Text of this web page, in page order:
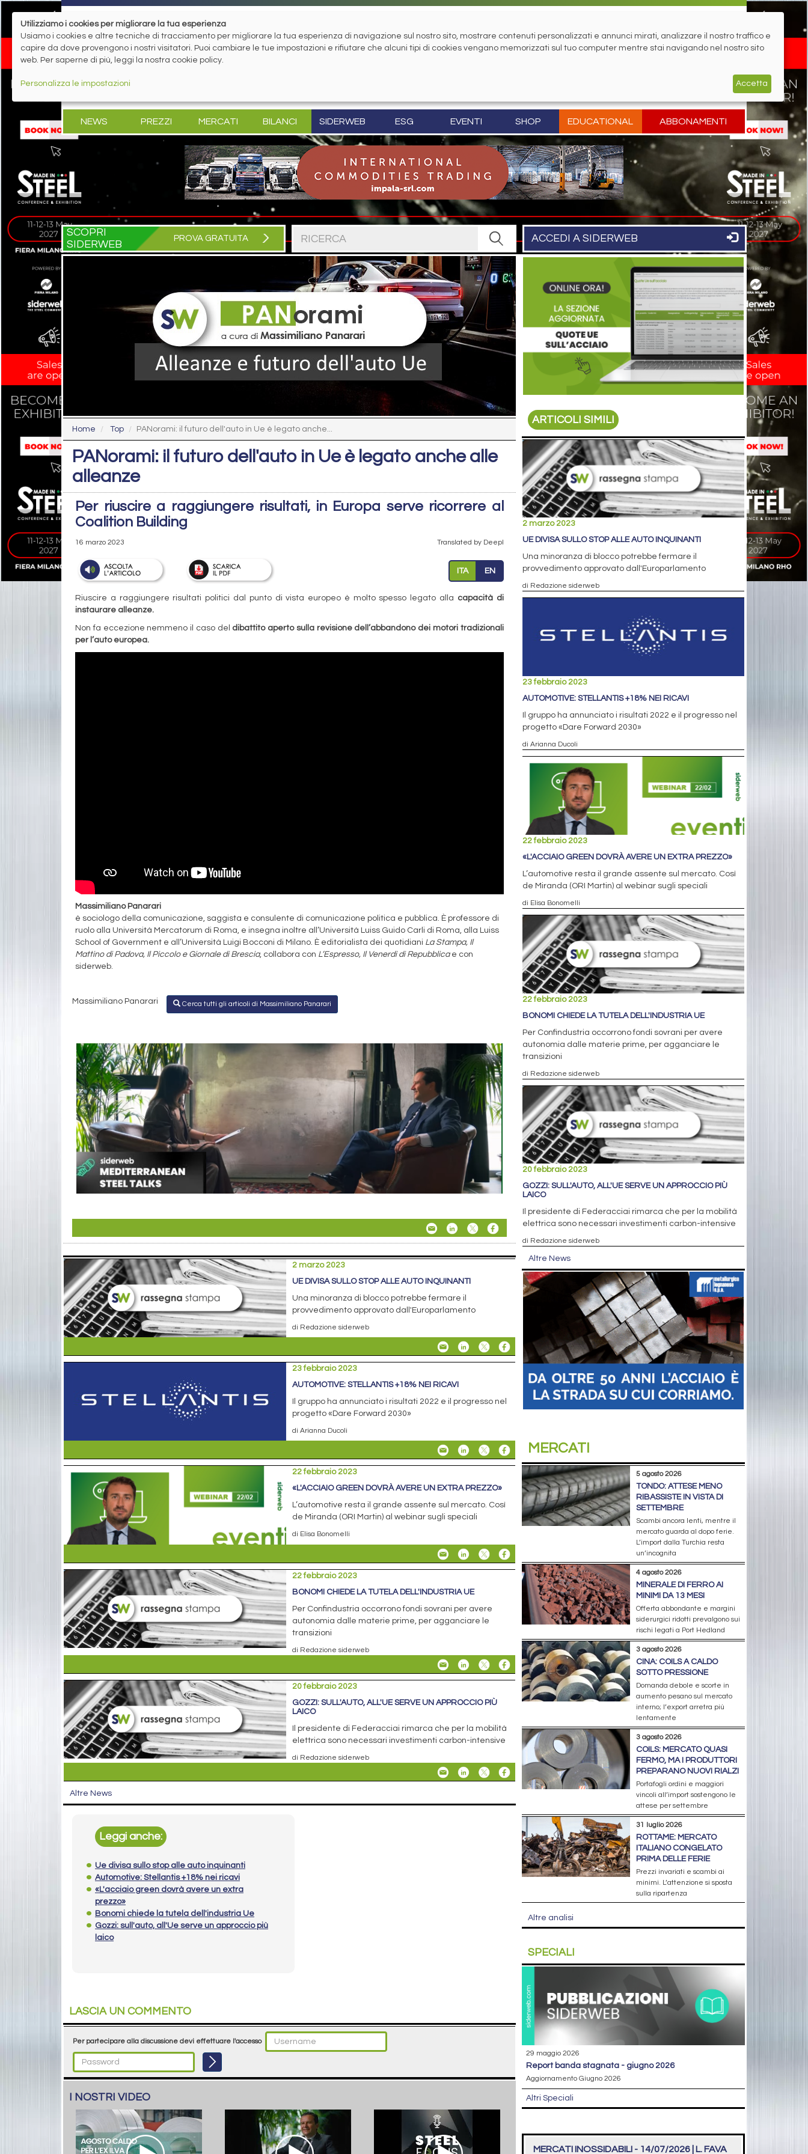
NEWS PREZZI MERCATI BILANCI SIDERWEB ESG EVENTI SHOP EDUCATIONAL ABBONAMENTI
SCOPRI
SIDERWEB
PROVA GRATUITA ACCEDI A SIDERWEB
Home Top PANorami: il futuro dell'auto in Ue è legato anche...
PANorami: il futuro dell'auto in Ue è legato anche alle
alleanze
Per riuscire a raggiungere risultati, in Europa serve ricorrere al
Coalition Building
16 marzo 2023 Translated by Deepl
ITA EN
Riuscire a raggiungere risultati politici dal punto di vista europeo è molto spesso legato alla capacità di
instaurare alleanze.
Non fa eccezione nemmeno il caso del dibattito aperto sulla revisione dell’abbandono dei motori tradizionali
per l’auto europea.
Massimiliano Panarari
è sociologo della comunicazione, saggista e consulente di comunicazione politica e pubblica. È professore di
ruolo alla Università Mercatorum di Roma, e insegna inoltre all’Università Luiss Guido Carli di Roma, alla Luiss
School of Government e all’Università Luigi Bocconi di Milano. È editorialista dei quotidiani La Stampa, Il
Mattino di Padova, Il Piccolo e Giornale di Brescia, collabora con L’Espresso, Il Venerdì di Repubblica e con
siderweb.
Massimiliano Panarari Cerca tutti gli articoli di Massimiliano Panarari
2 marzo 2023
UE DIVISA SULLO STOP ALLE AUTO INQUINANTI
Una minoranza di blocco potrebbe fermare il
provvedimento approvato dall'Europarlamento
di Redazione siderweb
23 febbraio 2023
AUTOMOTIVE: STELLANTIS +18% NEI RICAVI
Il gruppo ha annunciato i risultati 2022 e il progresso nel
progetto «Dare Forward 2030»
di Arianna Ducoli
22 febbraio 2023
«L'ACCIAIO GREEN DOVRÀ AVERE UN EXTRA PREZZO»
L’automotive resta il grande assente sul mercato. Così
de Miranda (ORI Martin) al webinar sugli speciali
di Elisa Bonomelli
22 febbraio 2023
BONOMI CHIEDE LA TUTELA DELL'INDUSTRIA UE
Per Confindustria occorrono fondi sovrani per avere
autonomia dalle materie prime, per agganciare le
transizioni
di Redazione siderweb
20 febbraio 2023
GOZZI: SULL'AUTO, ALL'UE SERVE UN APPROCCIO PIÙ
LAICO
Il presidente di Federacciai rimarca che per la mobilità
elettrica sono necessari investimenti carbon-intensive
di Redazione siderweb
Altre News
Leggi anche:
Ue divisa sullo stop alle auto inquinanti
Automotive: Stellantis +18% nei ricavi
«L'acciaio green dovrà avere un extra
prezzo»
Bonomi chiede la tutela dell'industria Ue
Gozzi: sull'auto, all'Ue serve un approccio più
laico
LASCIA UN COMMENTO
Per partecipare alla discussione devi effettuare l'accesso
I NOSTRI VIDEO
ARTICOLI SIMILI
2 marzo 2023
UE DIVISA SULLO STOP ALLE AUTO INQUINANTI
Una minoranza di blocco potrebbe fermare il
provvedimento approvato dall'Europarlamento
di Redazione siderweb
23 febbraio 2023
AUTOMOTIVE: STELLANTIS +18% NEI RICAVI
Il gruppo ha annunciato i risultati 2022 e il progresso nel
progetto «Dare Forward 2030»
di Arianna Ducoli
22 febbraio 2023
«L'ACCIAIO GREEN DOVRÀ AVERE UN EXTRA PREZZO»
L’automotive resta il grande assente sul mercato. Così
de Miranda (ORI Martin) al webinar sugli speciali
di Elisa Bonomelli
22 febbraio 2023
BONOMI CHIEDE LA TUTELA DELL'INDUSTRIA UE
Per Confindustria occorrono fondi sovrani per avere
autonomia dalle materie prime, per agganciare le
transizioni
di Redazione siderweb
20 febbraio 2023
GOZZI: SULL'AUTO, ALL'UE SERVE UN APPROCCIO PIÙ
LAICO
Il presidente di Federacciai rimarca che per la mobilità
elettrica sono necessari investimenti carbon-intensive
di Redazione siderweb
Altre News
MERCATI
5 agosto 2026
TONDO: ATTESE MENO
RIBASSISTE IN VISTA DI
SETTEMBRE
Scambi ancora lenti, mentre il
mercato guarda al dopo ferie.
L’import dalla Turchia resta
un’incognita
4 agosto 2026
MINERALE DI FERRO AI
MINIMI DA 13 MESI
Offerta abbondante e margini
siderurgici ridotti prevalgono sui
rischi legati a Port Hedland
3 agosto 2026
CINA: COILS A CALDO
SOTTO PRESSIONE
Domanda debole e scorte in
aumento pesano sul mercato
interno; l’export arretra più
lentamente
3 agosto 2026
COILS: MERCATO QUASI
FERMO, MA I PRODUTTORI
PREPARANO NUOVI RIALZI
Portafogli ordini e maggiori
vincoli all’import sostengono le
attese per settembre
31 luglio 2026
ROTTAME: MERCATO
ITALIANO CONGELATO
PRIMA DELLE FERIE
Prezzi invariati e scambi ai
minimi. L’attenzione si sposta
sulla ripartenza
Altre analisi
SPECIALI
29 maggio 2026
report banda stagnata - giugno 2026
Aggiornamento Giugno 2026
Altri Speciali
MERCATI INOSSIDABILI - 14/07/2026 | L. FAVA
Utilizziamo i cookies per migliorare la tua esperienza
Usiamo i cookies e altre tecniche di tracciamento per migliorare la tua esperienza di navigazione sul nostro sito, mostrare contenuti personalizzati e annunci mirati, analizzare il nostro traffico e
capire da dove provengono i nostri visitatori. Puoi cambiare le tue impostazioni e rifiutare che alcuni tipi di cookies vengano memorizzati sul tuo computer mentre stai navigando nel nostro sito
web. Per saperne di più, leggi la nostra cookie policy.
Personalizza le impostazioni Accetta